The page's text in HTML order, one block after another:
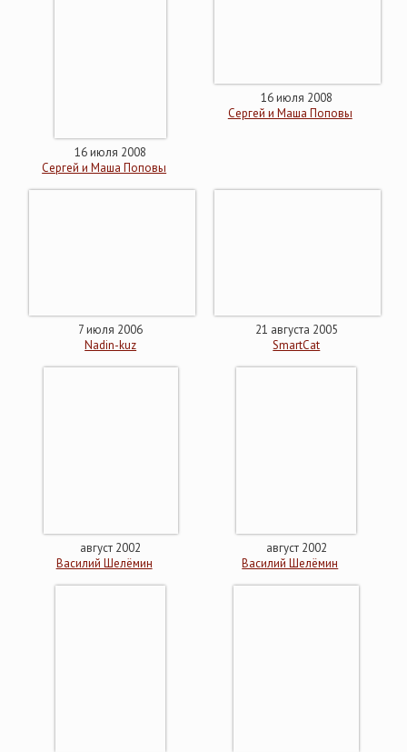
16 июля 2008
Сергей и Маша Поповы
16 июля 2008
Сергей и Маша Поповы
7 июля 2006
Nadin-kuz
21 августа 2005
SmartCat
август 2002
Василий Шелёмин
август 2002
Василий Шелёмин